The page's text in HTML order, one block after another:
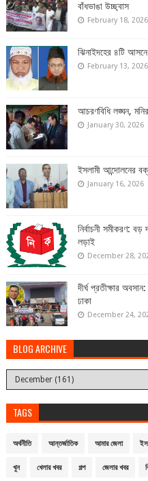
বাঁধভাঙা উচ্ছ্বাস
February 18, 2026
ঝিনাইদহের ৪টি
February 13, 2026
আচরণবিধি লঙ্ঘন,
January 30, 2026
ইসলামী আন্দোলনের
January 16, 2026
নির্বাচনী সমীকরণ:
লড়াই
December 28,
দীর্ঘ প্রতীক্ষার
ঢাকা
December 24,
BLOG ARCHIVE
TAGS
অর্থনীতি আন্তর্জাতিক আমার জেলা
খুন খেলার খবর গল্প জেলার খবর